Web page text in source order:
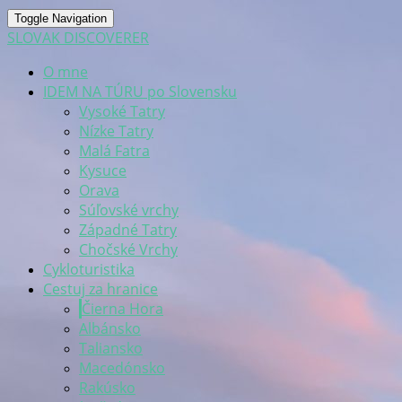
Toggle Navigation
SLOVAK DISCOVERER
O mne
IDEM NA TÚRU po Slovensku
Vysoké Tatry
Nízke Tatry
Malá Fatra
Kysuce
Orava
Súľovské vrchy
Západné Tatry
Chočské Vrchy
Cykloturistika
Cestuj za hranice
Čierna Hora
Albánsko
Taliansko
Macedónsko
Rakúsko